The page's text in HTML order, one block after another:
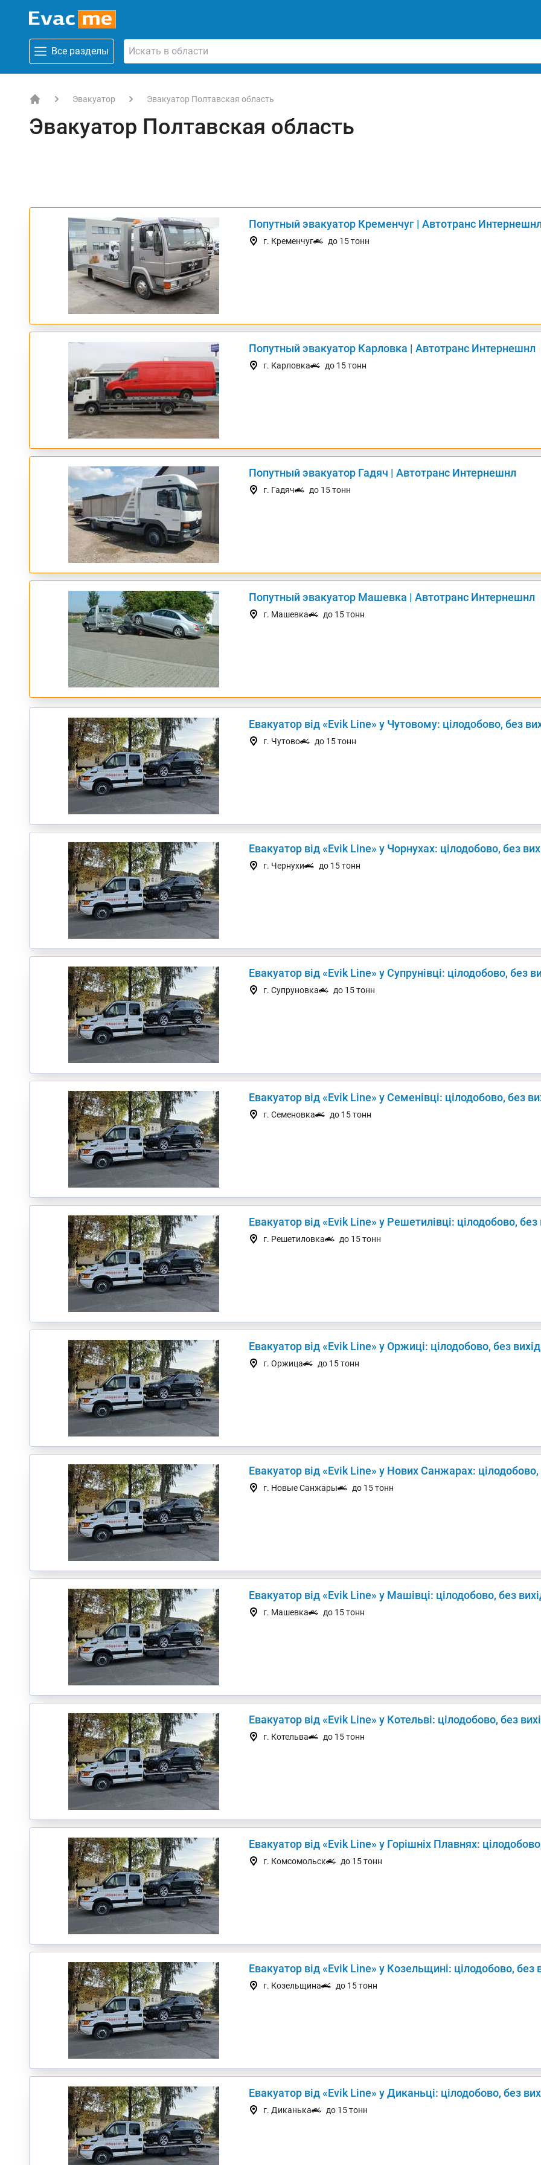
Все разделы
Эвакуатор Эвакуатор Полтавская область
Эвакуатор Полтавская область
Попутный эвакуатор Кременчуг | Автотранс
г. Кременчуг до 15 тонн
Попутный эвакуатор Карловка | Автотранс Интернешнл
г. Карловка до 15 тонн
Попутный эвакуатор Гадяч | Автотранс Интернешнл
г. Гадяч до 15 тонн
Попутный эвакуатор Машевка | Автотранс Интернешнл
г. Машевка до 15 тонн
Евакуатор від «Evik Line» у Чутовому: цілодобово, без
г. Чутово до 15 тонн
Евакуатор від «Evik Line» у Чорнухах: цілодобово, без
г. Чернухи до 15 тонн
Евакуатор від «Evik Line» у Супрунівці: цілодобово, без
г. Супруновка до 15 тонн
Евакуатор від «Evik Line» у Семенівці: цілодобово, без
г. Семеновка до 15 тонн
Евакуатор від «Evik Line» у Решетилівці: цілодобово, без
г. Решетиловка до 15 тонн
Евакуатор від «Evik Line» у Оржиці: цілодобово, без
г. Оржица до 15 тонн
Евакуатор від «Evik Line» у Нових Санжарах: цілодобово,
г. Новые Санжары до 15 тонн
Евакуатор від «Evik Line» у Машівці: цілодобово, без
г. Машевка до 15 тонн
Евакуатор від «Evik Line» у Котельві: цілодобово, без
г. Котельва до 15 тонн
Евакуатор від «Evik Line» у Горішніх Плавнях:
г. Комсомольск до 15 тонн
Евакуатор від «Evik Line» у Козельщині: цілодобово, без
г. Козельщина до 15 тонн
Евакуатор від «Evik Line» у Диканьці: цілодобово, без
г. Диканька до 15 тонн